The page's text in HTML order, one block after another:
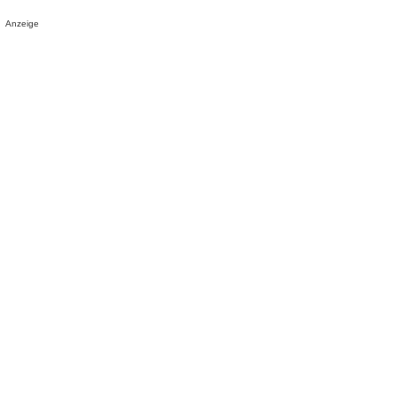
Anzeige